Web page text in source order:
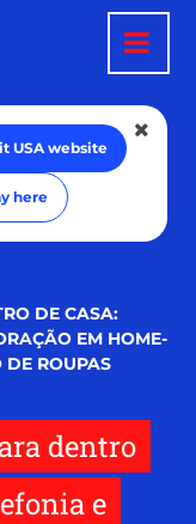
USA website
here
DE CASA:
EM HOME-
DE ROUPAS
dentro
e